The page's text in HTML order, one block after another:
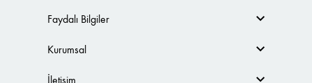
Faydalı Bilgiler
Kurumsal
İletişim